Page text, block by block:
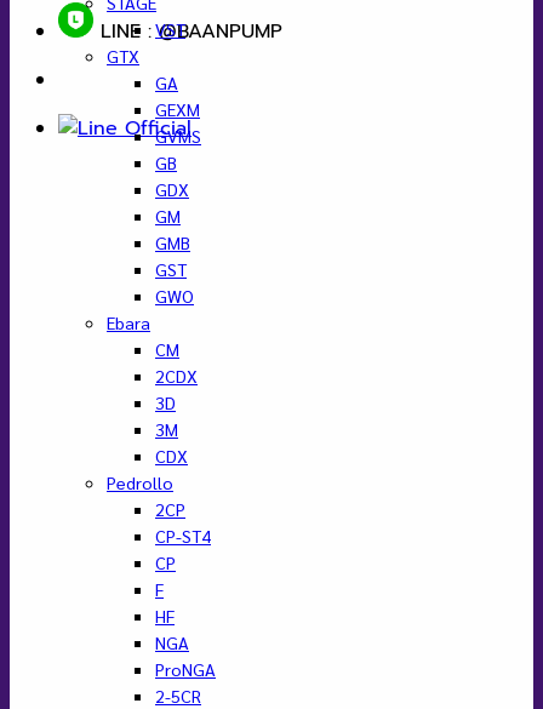
LINE : @BAANPUMP
VST
GTX
GA
GEXM
GVMS
GB
GDX
GM
GMB
GST
GWO
Ebara
CM
2CDX
3D
3M
CDX
Pedrollo
2CP
CP-ST4
CP
F
HF
NGA
ProNGA
2-5CR